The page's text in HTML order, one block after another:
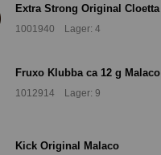
Extra Strong Original Cloetta
1001940 Lager: 4
Fruxo Klubba ca 12 g Malaco
1012914 Lager: 9
Kick Original Malaco